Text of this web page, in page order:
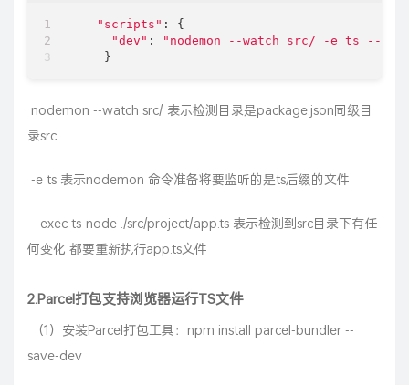
"scripts" : {
"dev" :
"nodemon --watch src/ -e ts --
    }
​ nodemon --watch src/ 表示检测目录是package.json同级目
录src
​ -e ts 表示nodemon 命令准备将要监听的是ts后缀的文件
​ --exec ts-node ./src/project/app.ts 表示检测到src目录下有任
何变化 都要重新执行app.ts文件
2.Parcel打包支持浏览器运行TS文件
​ （1）安装Parcel打包工具：npm install parcel-bundler --
save-dev